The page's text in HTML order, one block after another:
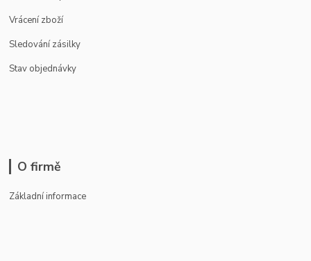
Vrácení zboží
Sledování zásilky
Stav objednávky
O firmě
Základní informace